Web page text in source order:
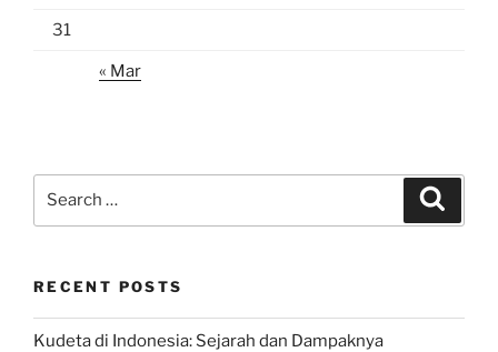
31
« Mar
RECENT POSTS
Kudeta di Indonesia: Sejarah dan Dampaknya